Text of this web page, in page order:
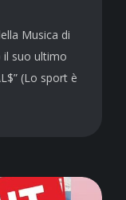
Musica di
il suo ultimo
(Lo sport è